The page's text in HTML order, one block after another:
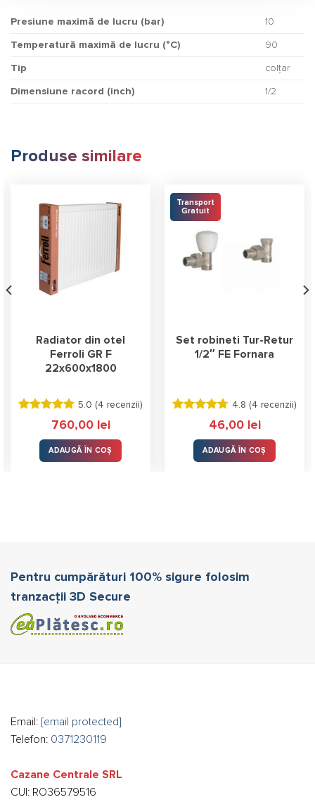
Presiune maximă de lucru (bar) 10
Temperatură maximă de lucru (°C) 90
Tip colţar
Dimensiune racord (inch) 1/2
Produse similare
Radiator din otel
Ferroli GR F
22x600x1800
Evaluat la
stele
din 5
5.0 (4 recenzii)
760,00 lei
ADAUGĂ ÎN COȘ
Transport
Gratuit
Set robineti Tur-Retur
1/2″ FE Fornara
Evaluat la
stele
din 5
4.8 (4 recenzii)
46,00 lei
ADAUGĂ ÎN COȘ
Pentru cumpărături 100% sigure folosim
tranzacții 3D Secure
Email: [email protected]
Telefon: 0371230119
Cazane Centrale SRL
CUI: RO36579516